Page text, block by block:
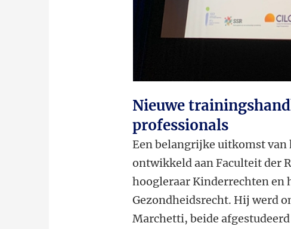
Nieuwe
professionals
Een belangrijke uitkomst
ontwikkeld aan Faculteit der
hoogleraar Kinderrechten en
Gezondheidsrecht. Hij werd
Marchetti, beide